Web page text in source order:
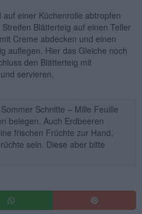
einer Küchenrolle abtropfen
Blätterteig auf einen Teller
Creme abdecken und einen
auflegen. Hier das Gleiche noch
den Blätterteig mit
servieren.
Schnitte – Mille Feuille
belegen. Auch Erdbeeren
frischen Früchte zur Hand,
sein. Diese aber bitte